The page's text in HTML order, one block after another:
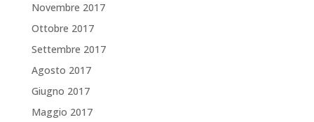
Novembre 2017
Ottobre 2017
Settembre 2017
Agosto 2017
Giugno 2017
Maggio 2017